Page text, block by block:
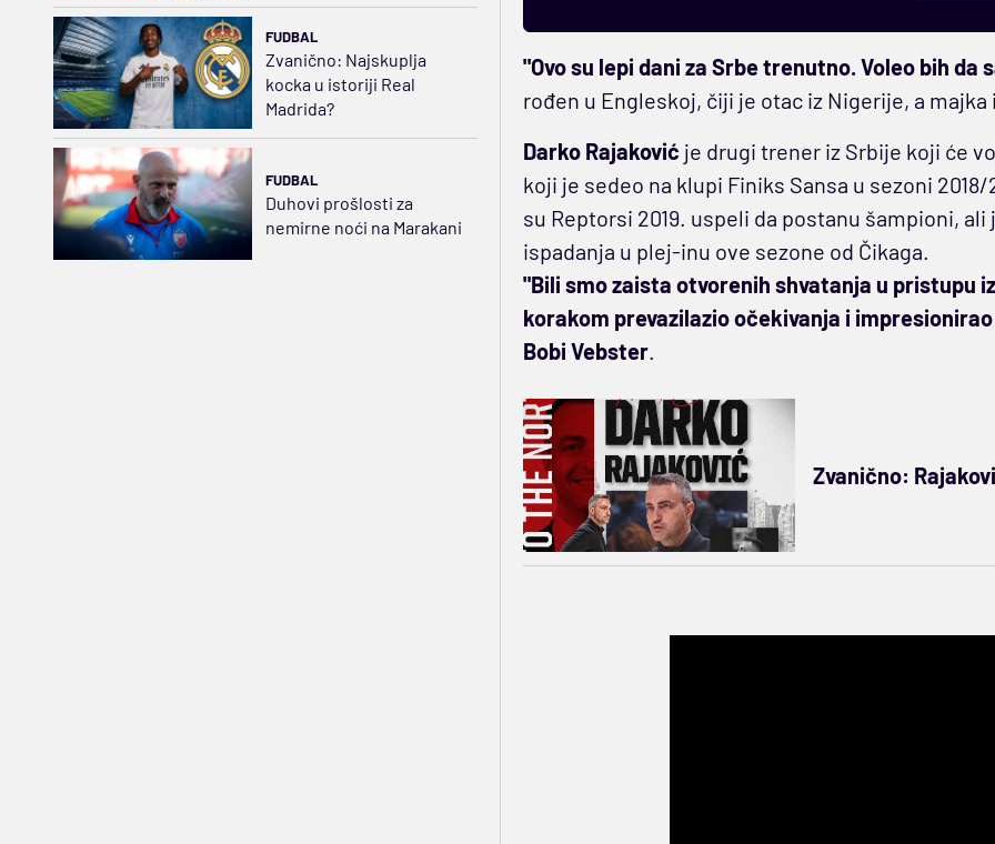
FUDBAL
Zvanično: Najskuplja
kocka u istoriji Real
Madrida?
FUDBAL
Duhovi prošlosti za
nemirne noći na Marakani
"Ovo su lepi dani za Srbe trenutno. Voleo bih da
rođen u Engleskoj, čiji je otac iz Nigerije, a majka
Darko Rajaković je drugi trener iz Srbije koji će
koji je sedeo na klupi Finiks Sansa u sezoni
su Reptorsi 2019. uspeli da postanu šampioni,
ispadanja u plej-inu ove sezone od Čikaga.
"Bili smo zaista otvorenih shvatanja u pristupu
korakom prevazilazio očekivanja i
Bobi Vebster.
Zvanično: